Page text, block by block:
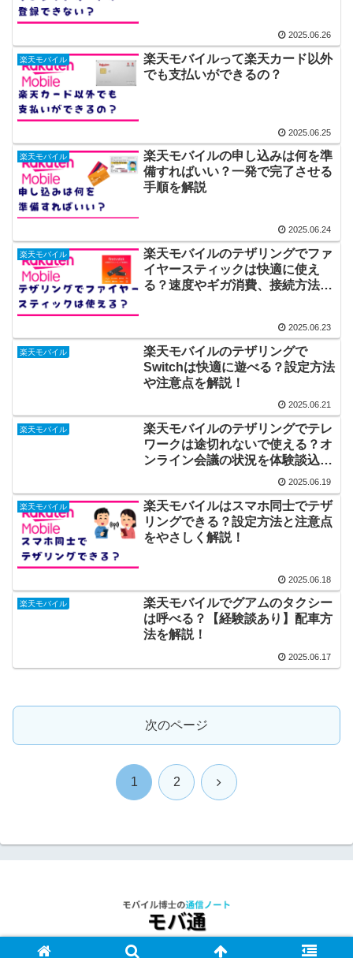
2025.06.26
楽天モバイル
楽天モバイルって楽天カード以外
でも支払いができるの？
2025.06.25
楽天モバイル
楽天モバイルの申し込みは何を準
備すればいい？一発で完了させる
手順を解説
2025.06.24
楽天モバイル
楽天モバイルのテザリングでファ
イヤースティックは快適に使え
る？速度やギガ消費、接続方法ま
2025.06.23
楽天モバイル
楽天モバイルのテザリングで
Switchは快適に遊べる？設定方法
や注意点を解説！
2025.06.21
楽天モバイル
楽天モバイルのテザリングでテレ
ワークは途切れないで使える？オ
ンライン会議の状況を体験談込で
2025.06.19
楽天モバイル
楽天モバイルはスマホ同士でテザ
リングできる？設定方法と注意点
をやさしく解説！
2025.06.18
楽天モバイル
楽天モバイルでグアムのタクシー
は呼べる？【経験談あり】配車方
法を解説！
2025.06.17
次のページ
1 2 次
© 2023 モバイル博士の通信ノート.